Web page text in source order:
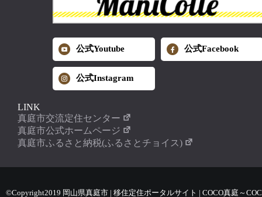
公式Youtube 公式Facebook
公式Instagram
LINK
真庭市交流定住センター
真庭市公式ホームページ
真庭市ふるさと納税(ふるさとチョイス)
©Copyright2019 岡山県真庭市 | 移住定住ポータルサイト | COCO真庭～